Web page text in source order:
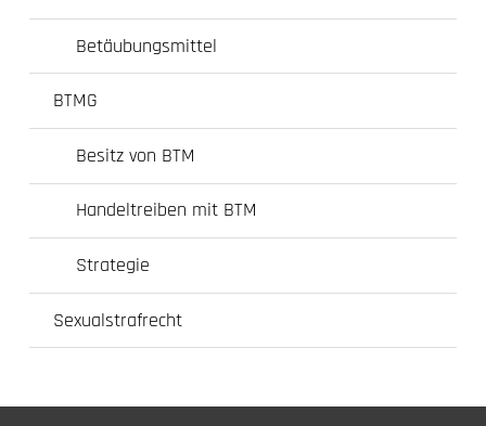
Betäubungsmittel
BTMG
Besitz von BTM
Handeltreiben mit BTM
Strategie
Sexualstrafrecht